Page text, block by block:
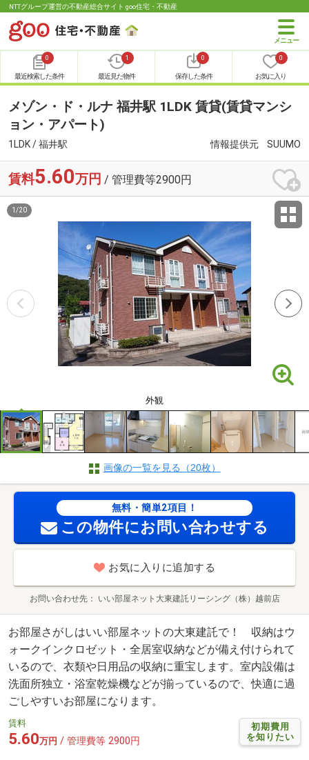
NTTグループ運営の不動産総合サイト goo住宅・不動産
0
最近検索した条件
1
最近見た物件
0
保存した条件
0
お気に入り
メゾン・ド・ルナ 福井駅 1LDK 賃貸(賃貸マンシ
ョン・アパート)
1LDK / 福井駅 情報提供元 SUUMO
賃料5.60万円 / 管理費等2900円
外観
1 /20
画像の一覧を見る（20枚）
無料・簡単2項目！
この物件にお問い合わせする
お気に入りに追加する
お問い合わせ先 いい部屋ネット大東建託リーシング（株）越前店
お部屋さがしはいい部屋ネットの大東建託で！ 収納はウ
ォークインクロゼット・全居室収納などが備え付けられて
いるので、衣類や日用品の収納に重宝します。室内設備は
洗面所独立・浴室乾燥機などが揃っているので、快適に過
ごしやすいお部屋になります。
初期費用
を知りたい
賃料
5.60万円 / 管理費等 2900円